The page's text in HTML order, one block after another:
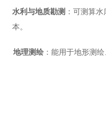
水利与地质勘测 ：可测算
本。
地理测绘 ：能用于地形测